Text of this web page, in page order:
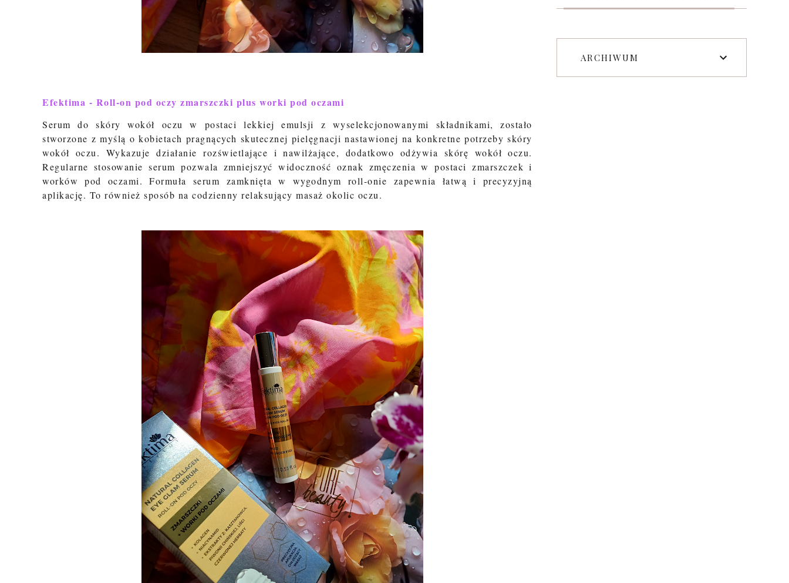
Efektima - Roll-on pod oczy zmarszczki plus worki pod oczami
Serum do skóry wokół oczu w postaci lekkiej emulsji z wyselekcjonowanymi składnikami, zostało
stworzone z myślą o kobietach pragnących skutecznej pielęgnacji nastawionej na konkretne potrzeby skóry
wokół oczu. Wykazuje działanie rozświetlające i nawilżające, dodatkowo odżywia skórę wokół oczu.
Regularne stosowanie serum pozwala zmniejszyć widoczność oznak zmęczenia w postaci zmarszczek i
worków pod oczami. Formuła serum zamknięta w wygodnym roll-onie zapewnia łatwą i precyzyjną
aplikację. To również sposób na codzienny relaksujący masaż okolic oczu.
ARCHIWUM